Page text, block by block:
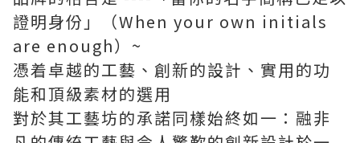
證明身份」（When your own initials
are enough）~
憑着卓越的工藝、創新的設計、實用的功
能和頂級素材的選用
對於其工藝坊的承諾同樣始終如一：融非